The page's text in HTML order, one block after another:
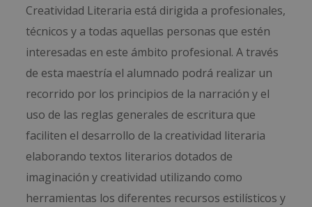
Creatividad Literaria está dirigida a profesionales,
técnicos y a todas aquellas personas que estén
interesadas en este ámbito profesional. A través
de esta maestría el alumnado podrá realizar un
recorrido por los principios de la narración y el
uso de las reglas generales de escritura que
faciliten el desarrollo de la creatividad literaria
elaborando textos literarios dotados de
imaginación y creatividad utilizando como
herramientas los diferentes recursos estilísticos y